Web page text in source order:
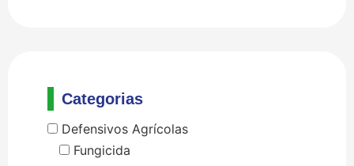
Categorias
Defensivos Agrícolas
Fungicida